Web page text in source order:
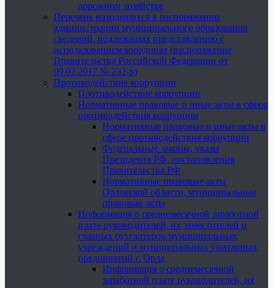
дорожном хозяйстве
Перечень находящихся в распоряжении
администрации муниципального образования
сведений, подлежащих представлению с
использованием координат (распоряжение
Правительства Российской Федерации от
09.02.2017 № 232-р)
Противодействие коррупции
Противодействие коррупции
Нормативные правовые и иные акты в сфере
противодействия коррупции
Нормативные правовые и иные акты в
сфере противодействия коррупции
Федеральные законы, указы
Президента РФ, постановления
Правительства РФ
Нормативные правовые акты
Орловской области, муниципальные
правовые акты
Информация о среднемесячной заработной
плате руководителей, их заместителей и
главных бухгалтеров муниципальных
учреждений и муниципальных унитарных
предприятий г. Орла
Информация о среднемесячной
заработной плате руководителей, их